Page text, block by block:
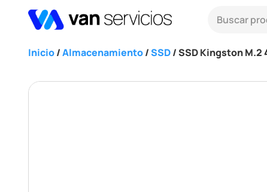
Inicio/Almacenamiento/SSD/ SSD Kingston M.2